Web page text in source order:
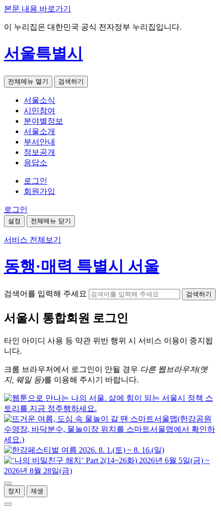
본문 내용 바로가기
이 누리집은 대한민국 공식 전자정부 누리집입니다.
서울특별시
전체메뉴 열기 검색하기
서울소식
시민참여
분야별정보
서울소개
부서안내
정보공개
응답소
로그인
회원가입
로그인
설정 전체메뉴 닫기
서비스 전체보기
동행·매력 특별시 서울
검색어를 입력해 주세요 검색하기
서울시 통합회원 로그인
타인 아이디 사용 등 약관 위반 행위 시 서비스 이용이 중지됩
니다.
크롬 브라우저에서 로그인이 안될 경우 다른 웹브라우저(엣
지, 웨일 등)를 이용해 주시기 바랍니다.
정지 재생